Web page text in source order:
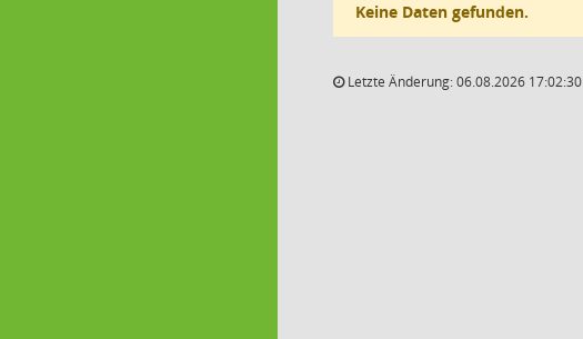
Keine Daten gefunden.
Letzte Änderung: 06.08.2026 17:02:30